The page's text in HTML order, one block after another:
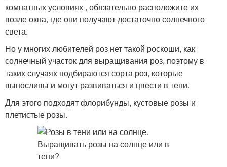
комнатных условиях , обязательно расположите их
возле окна, где они получают достаточно солнечного
света.
Но у многих любителей роз нет такой роскоши, как
солнечный участок для выращивания роз, поэтому в
таких случаях подбираются сорта роз, которые
выносливы и могут развиваться и цвести в тени.
Для этого подходят флорибунды, кустовые розы и
плетистые розы.